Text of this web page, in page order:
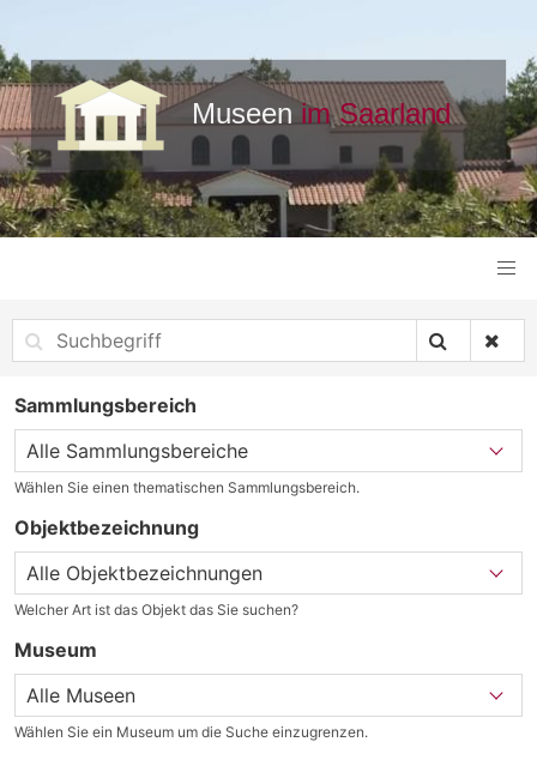
Sammlungsbereich
Wählen Sie einen thematischen Sammlungsbereich.
Objektbezeichnung
Welcher Art ist das Objekt das Sie suchen?
Museum
Wählen Sie ein Museum um die Suche einzugrenzen.